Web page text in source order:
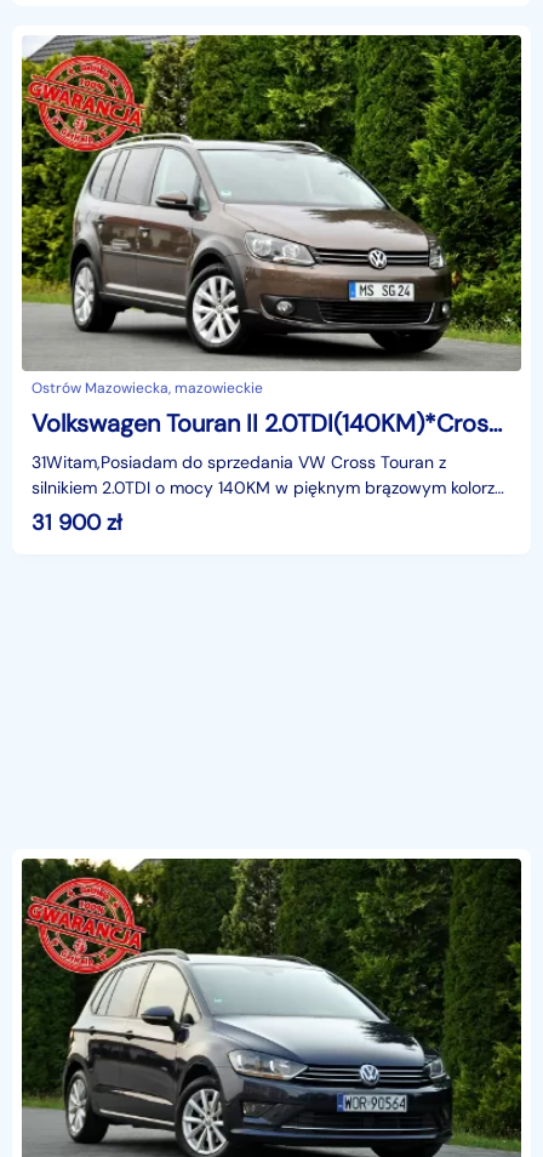
Ostrów Mazowiecka, mazowieckie
Volkswagen Touran II 2.0TDI(140KM)*Cross Touran*Duża Navi*Klimatronik*2XParktr*Welur*Alu1
31Witam,Posiadam do sprzedania VW Cross Touran z
silnikiem 2.0TDI o mocy 140KM w pięknym brązowym kolorze
w bogatej wersji wyposażenia i z rewelacyjnym Silnikie
31 900zł